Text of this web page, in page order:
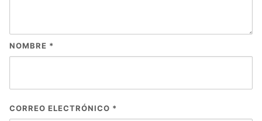
NOMBRE *
CORREO ELECTRÓNICO *